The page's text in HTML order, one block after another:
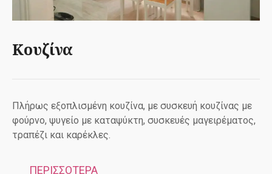
Κουζίνα
Πλήρως εξοπλισμένη κουζίνα, με συσκευή κουζίνας με
φούρνο, ψυγείο με καταψύκτη, συσκευές μαγειρέματος,
τραπέζι και καρέκλες.
ΠΕΡΙΣΣΟΤΕΡΑ